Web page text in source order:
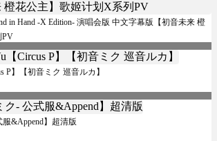
in Hand -X Edition- 演唱会版 中文字幕版【初音未来 橙
PV
P】【初音ミク 巡音ルカ】
&Append】超清版